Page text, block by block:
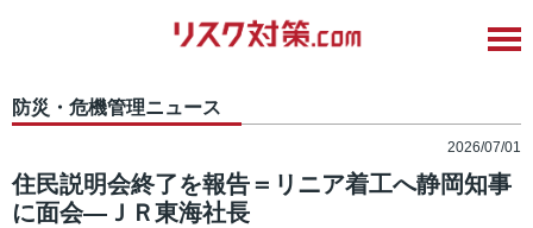
防災・危機管理ニュース
2026/07/01
住民説明会終了を報告＝リニア着工へ静岡知事
に面会―ＪＲ東海社長